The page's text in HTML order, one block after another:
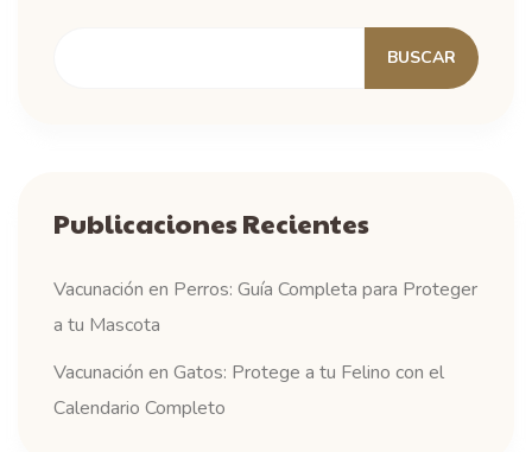
BUSCAR
Publicaciones Recientes
Vacunación en Perros: Guía Completa para Proteger
a tu Mascota
Vacunación en Gatos: Protege a tu Felino con el
Calendario Completo